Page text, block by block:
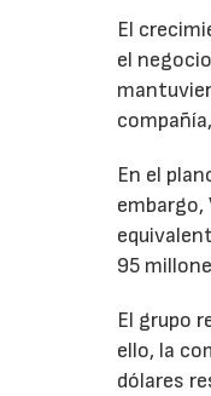
El
el
En el
95
El grupo
ello, la
dólares